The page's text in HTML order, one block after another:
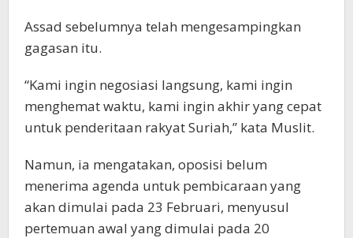
Assad sebelumnya telah mengesampingkan
gagasan itu.
“Kami ingin negosiasi langsung, kami ingin
menghemat waktu, kami ingin akhir yang cepat
untuk penderitaan rakyat Suriah,” kata Muslit.
Namun, ia mengatakan, oposisi belum
menerima agenda untuk pembicaraan yang
akan dimulai pada 23 Februari, menyusul
pertemuan awal yang dimulai pada 20